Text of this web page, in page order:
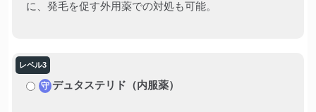
に、発毛を促す外用薬での対処も可能。
守 デュタステリド（内服薬）